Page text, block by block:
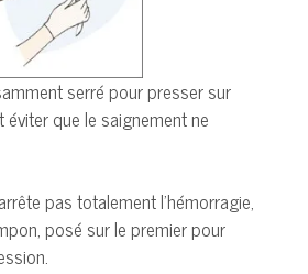
serré pour presser sur
éviter que le saignement ne
pas totalement l’hémorragie,
posé sur le premier pour